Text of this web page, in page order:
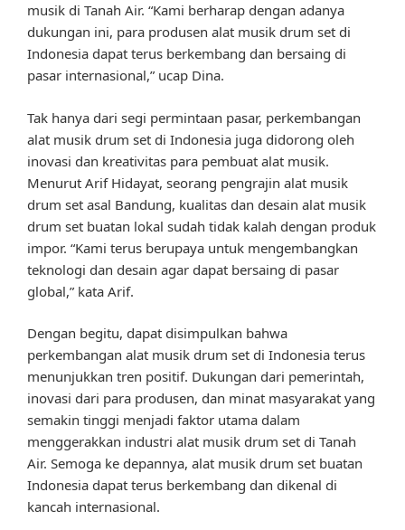
musik di Tanah Air. “Kami berharap dengan adanya
dukungan ini, para produsen alat musik drum set di
Indonesia dapat terus berkembang dan bersaing di
pasar internasional,” ucap Dina.
Tak hanya dari segi permintaan pasar, perkembangan
alat musik drum set di Indonesia juga didorong oleh
inovasi dan kreativitas para pembuat alat musik.
Menurut Arif Hidayat, seorang pengrajin alat musik
drum set asal Bandung, kualitas dan desain alat musik
drum set buatan lokal sudah tidak kalah dengan produk
impor. “Kami terus berupaya untuk mengembangkan
teknologi dan desain agar dapat bersaing di pasar
global,” kata Arif.
Dengan begitu, dapat disimpulkan bahwa
perkembangan alat musik drum set di Indonesia terus
menunjukkan tren positif. Dukungan dari pemerintah,
inovasi dari para produsen, dan minat masyarakat yang
semakin tinggi menjadi faktor utama dalam
menggerakkan industri alat musik drum set di Tanah
Air. Semoga ke depannya, alat musik drum set buatan
Indonesia dapat terus berkembang dan dikenal di
kancah internasional.